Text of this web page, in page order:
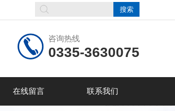
咨询热线
0335-3630075
在线留言 联系我们